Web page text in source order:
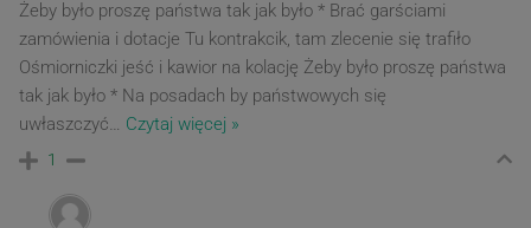
Żeby było proszę państwa tak jak było * Brać garściami
zamówienia i dotacje Tu kontrakcik, tam zlecenie się trafiło
Ośmiorniczki jeść i kawior na kolację Żeby było proszę państwa
tak jak było * Na posadach by państwowych się
uwłaszczyć… Czytaj więcej »
1